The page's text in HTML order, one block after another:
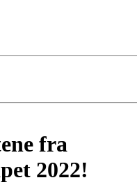
fra
2022!